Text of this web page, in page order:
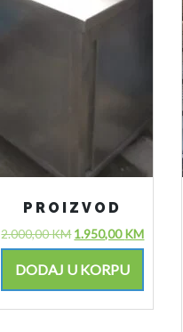
PROIZVOD
2.000,00KM 1.950,00KM
DODAJ U KORPU